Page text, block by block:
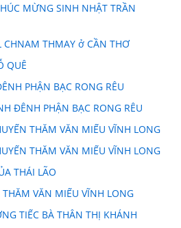
MỪNG SINH NHẬT TRẦN
CHNAM THMAY ở CẦN THƠ
QUÊ
PHẬN BẠC RONG RÊU
ĐÊNH PHẬN BẠC RONG RÊU
THĂM VĂN MIẾU VĨNH LONG
THĂM VĂN MIẾU VĨNH LONG
THÁI LÃO
VĂN MIẾU VĨNH LONG
TIẾC BÀ THÂN THỊ KHÁNH